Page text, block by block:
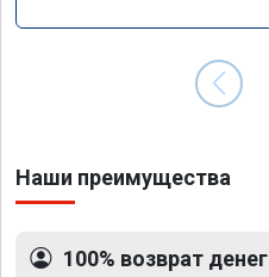
Наши преимущества
100% возврат денег